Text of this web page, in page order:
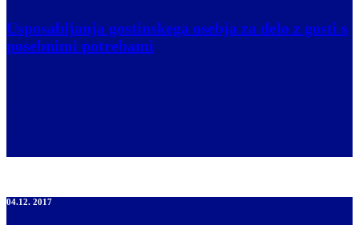
Usposabljanja gostinskega osebja za delo z gosti s
posebnimi potrebami
04.12. 2017